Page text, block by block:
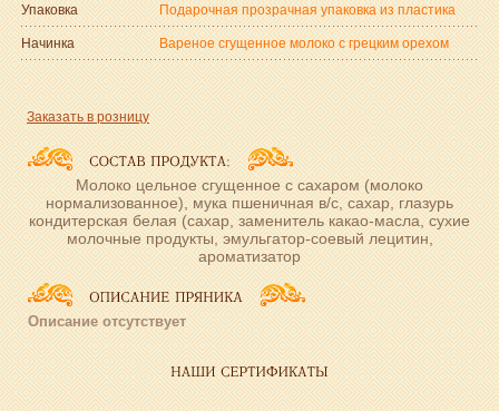
Упаковка Подарочная прозрачная упаковка из пластика
Начинка Вареное сгущенное молоко с грецким орехом
Заказать в розницу
Молоко цельное сгущенное с сахаром (молоко
нормализованное), мука пшеничная в/с, сахар, глазурь
кондитерская белая (сахар, заменитель какао-масла, сухие
молочные продукты, эмульгатор-соевый лецитин,
ароматизатор
Описание отсутствует